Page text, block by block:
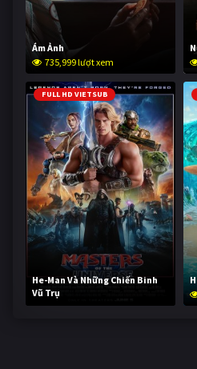
Ám Ảnh
735,999 lượt xem
FULL HD VIETSUB
He-Man Và Những Chiến Binh
Vũ Trụ
252,581 lượt xem